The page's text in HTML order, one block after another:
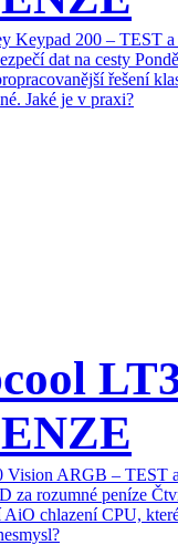
Keypad 200 – TEST
dat na cesty
řešení
Jaké je v praxi?
Vision ARGB – TEST
za rozumné peníze
chlazení CPU,